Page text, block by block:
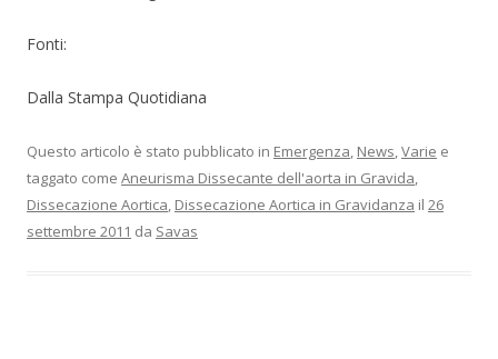
Fonti:
Dalla Stampa Quotidiana
Questo articolo è stato pubblicato in Emergenza, News,Varie e
taggato come Aneurisma Dissecante dell'aorta in Gravida,
Dissecazione Aortica, Dissecazione Aortica in Gravidanza il 26
settembre 2011 da Savas